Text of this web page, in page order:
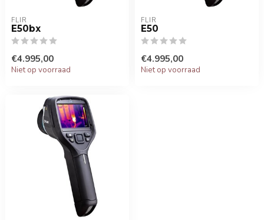
FLIR
E50bx
€4.995,00
Niet op voorraad
FLIR
E50
€4.995,00
Niet op voorraad